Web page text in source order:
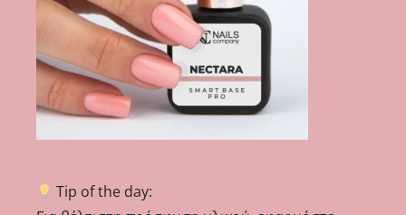
Tip of the day: